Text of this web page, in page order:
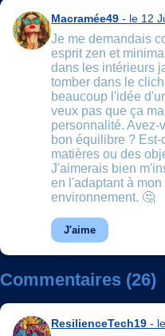
Macramée49 - le 12
Je me demandais
esprit zen et
dans les intérieurs
tomber dans le
beaucoup l'idée
veux pas que ça
personnalité. Avez-
bon équilibre ?
matières ou des
J'aimerais bien
en l'adaptant à
environnement. 🤔
J'aime
Commentaires (26)
ResilienceTech19 -